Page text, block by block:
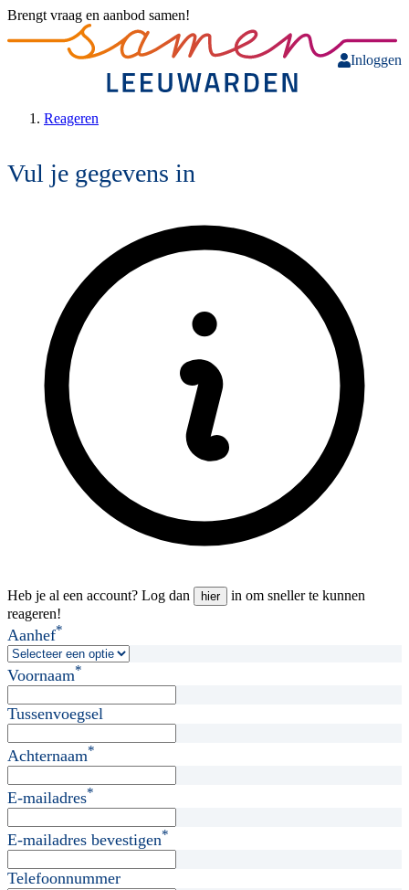
Brengt vraag en aanbod samen!
Inloggen
Reageren
Vul je gegevens in
Heb je al een account? Log dan hier
in om sneller te kunnen
reageren!
Aanhef*
Voornaam*
Tussenvoegsel
Achternaam*
E-mailadres*
E-mailadres bevestigen*
Telefoonnummer